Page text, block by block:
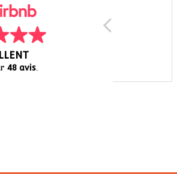
48 avis.
Maison
Transport